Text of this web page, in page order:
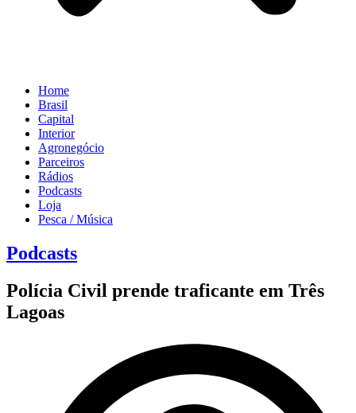
Home
Brasil
Capital
Interior
Agronegócio
Parceiros
Rádios
Podcasts
Loja
Pesca / Música
Podcasts
Polícia Civil prende traficante em Três
Lagoas